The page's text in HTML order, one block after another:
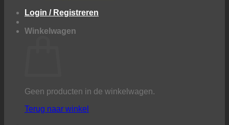
Login / Registreren
Winkelwagen
Geen producten in de winkelwagen.
Terug naar winkel